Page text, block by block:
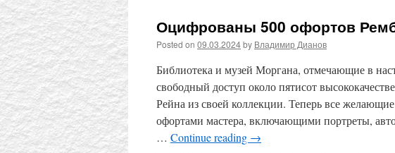
Оцифрованы 500 офортов
Posted on 09.03.2024by Владимир Дианов
Библиотека и музей Моргана, отмечающие в
свободный доступ около пятисот
Рейна из своей коллекции. Теперь все
офортами мастера, включающими портреты,
… Continue reading →